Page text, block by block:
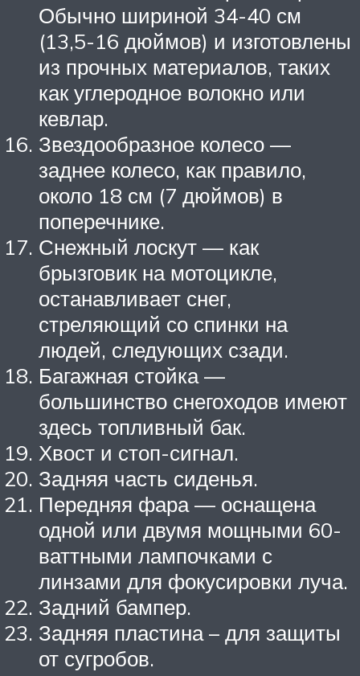
Обычно шириной 34-40 см
(13,5-16 дюймов) и изготовлены
из прочных материалов, таких
как углеродное волокно или
кевлар.
Звездообразное колесо —
заднее колесо, как правило,
около 18 см (7 дюймов) в
поперечнике.
Снежный лоскут — как
брызговик на мотоцикле,
останавливает снег,
стреляющий со спинки на
людей, следующих сзади.
Багажная стойка —
большинство снегоходов имеют
здесь топливный бак.
Хвост и стоп-сигнал.
Задняя часть сиденья.
Передняя фара — оснащена
одной или двумя мощными 60-
ваттными лампочками с
линзами для фокусировки луча.
Задний бампер.
Задняя пластина – для защиты
от сугробов.